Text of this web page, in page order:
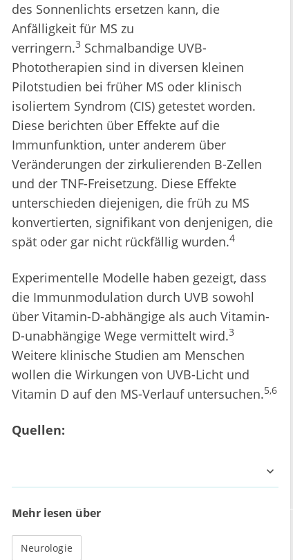
des Sonnenlichts ersetzen kann, die
Anfälligkeit für MS zu
verringern.3 Schmalbandige UVB-
Phototherapien sind in diversen kleinen
Pilotstudien bei früher MS oder klinisch
isoliertem Syndrom (CIS) getestet worden.
Diese berichten über Effekte auf die
Immunfunktion, unter anderem über
Veränderungen der zirkulierenden B-Zellen
und der TNF-Freisetzung. Diese Effekte
unterschieden diejenigen, die früh zu MS
konvertierten, signifikant von denjenigen, die
spät oder gar nicht rückfällig wurden.4
Experimentelle Modelle haben gezeigt, dass
die Immunmodulation durch UVB sowohl
über Vitamin-D-abhängige als auch Vitamin-
D-unabhängige Wege vermittelt wird.3
Weitere klinische Studien am Menschen
wollen die Wirkungen von UVB-Licht und
Vitamin D auf den MS-Verlauf untersuchen.5,6
Quellen:
Mehr lesen über
Neurologie